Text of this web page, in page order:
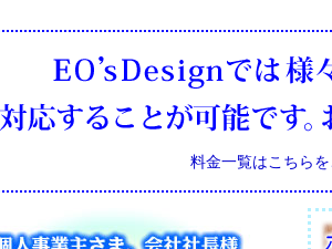
料金一覧はこちらを